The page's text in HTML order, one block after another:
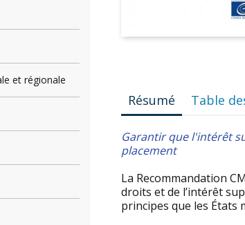
et régionale
Résumé Table
Garantir que l'intérêt
placement
La Recommandation
droits et de l’intérêt
principes que les États